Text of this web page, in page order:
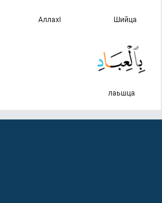
Шийца
Аллахl
лаьшца